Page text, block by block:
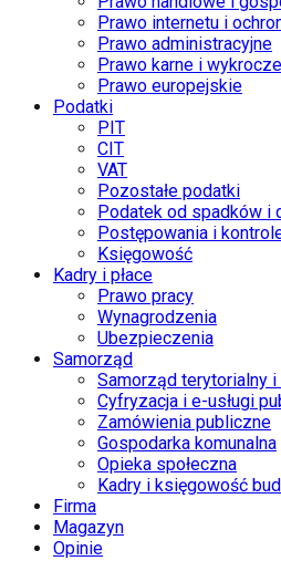
Prawo internetu i
Prawo administracyjne
Prawo karne i
Prawo europejskie
Podatki
PIT
CIT
VAT
Pozostałe podatki
Podatek od spadków i
Postępowania i
Księgowość
Kadry i płace
Prawo pracy
Wynagrodzenia
Ubezpieczenia
Samorząd
Samorząd terytorialny i
Cyfryzacja i e-usługi
Zamówienia publiczne
Gospodarka komunalna
Opieka społeczna
Kadry i księgowość
Firma
Magazyn
Opinie